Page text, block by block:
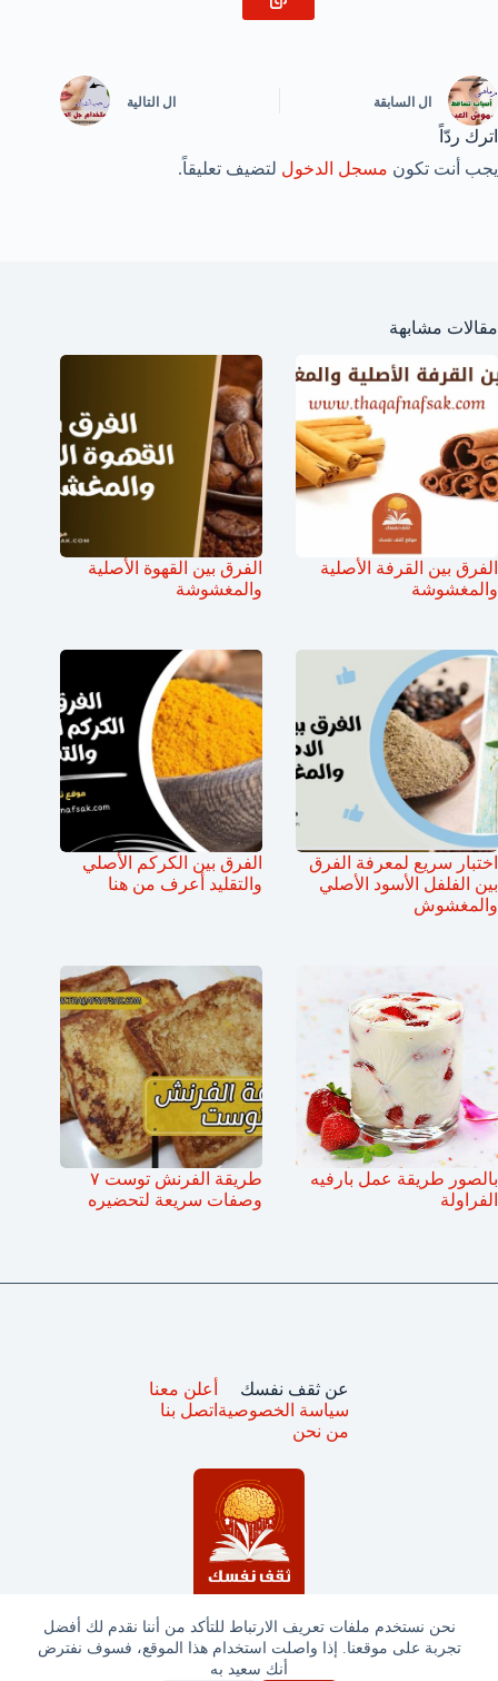
نحن نستخدم ملفات تعريف الارتباط للتأكد من أننا نقدم لك أفضل
تجربة على موقعنا. إذا واصلت استخدام هذا الموقع، فسوف نفترض
أنك سعيد به
ال السابقة ال التالية
اترك ردّاً
يجب أنت تكون مسجل الدخول لتضيف تعليقاً.
مقالات مشابهة
الفرق بين القرفة الأصلية
والمغشوشة
الفرق بين القهوة الأصلية
والمغشوشة
اختبار سريع لمعرفة الفرق
بين الفلفل الأسود الأصلي
والمغشوش
الفرق بين الكركم الأصلي
والتقليد أعرف من هنا
بالصور طريقة عمل بارفيه
الفراولة
طريقة الفرنش توست ٧
وصفات سريعة لتحضيره
جميع الحقوق محفوظة © ثقف نفسك 2025
عن ثقف نفسك
سياسة الخصوصية
من نحن
أعلن معنا
اتصل بنا